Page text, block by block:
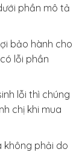
phần mô tả
bảo hành cho
lỗi phần
lỗi thì chúng
chị khi mua
không phải do